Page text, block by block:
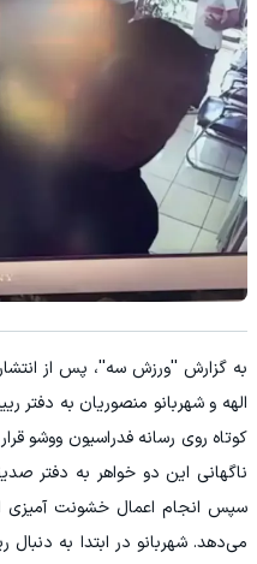
به گزارش ''ورزش سه''، پس از
الهه و شهربانو منصوریان به
کوتاه روی رسانه فدراسیون ووشو
ناگهانی این دو خواهر به دفتر
سپس انجام اعمال خشونت آمیزی
می‌دهد. شهربانو در ابتدا به